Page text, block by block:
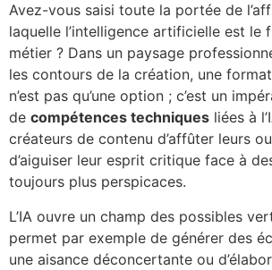
Avez-vous saisi toute la portée de
laquelle l’intelligence artificielle est le
métier ? Dans un paysage
les contours de la création, une
n’est pas qu’une option ; c’est un
de compétences techniques liées à
créateurs de contenu d’affûter leurs
d’aiguiser leur esprit critique face à
toujours plus perspicaces.
L’IA ouvre un champ des possibles
permet par exemple de générer des
une aisance déconcertante ou